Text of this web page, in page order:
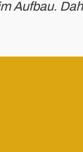
Aufbau.